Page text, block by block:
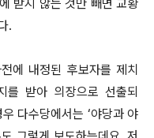
받지 않는 것만 빼면 교황
.
에 내정된 후보자를 제치
를 받아 의장으로 선출되
다수당에서는 ‘야당과 야